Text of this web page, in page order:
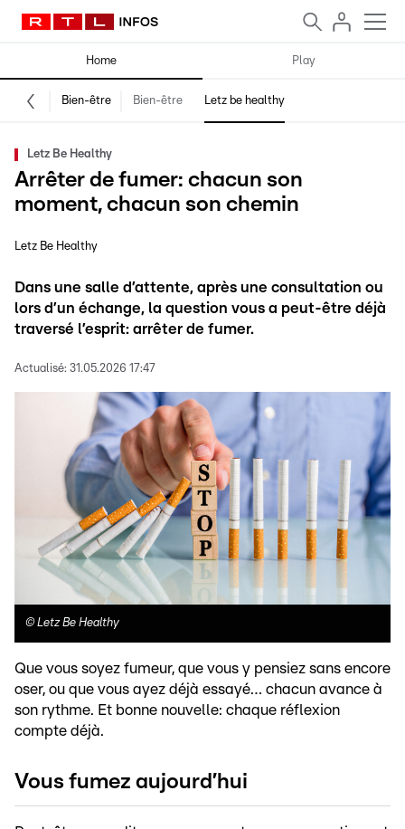
Home Play
Bien-être Bien-être Letz be healthy
Letz Be Healthy
Arrêter de fumer: chacun son
moment, chacun son chemin
Letz Be Healthy
Dans une salle d’attente, après une consultation ou
lors d’un échange, la question vous a peut-être déjà
traversé l’esprit: arrêter de fumer.
Actualisé: 31.05.2026 17:47
© Letz Be Healthy
Que vous soyez fumeur, que vous y pensiez sans encore
oser, ou que vous ayez déjà essayé… chacun avance à
son rythme. Et bonne nouvelle: chaque réflexion
compte déjà.
Vous fumez aujourd’hui